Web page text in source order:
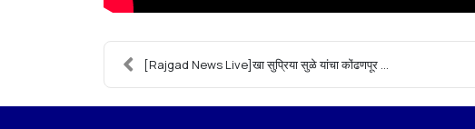
[Rajgad News Live]खा सुप्रिया सुळे यांचा कोंढणपूर ...